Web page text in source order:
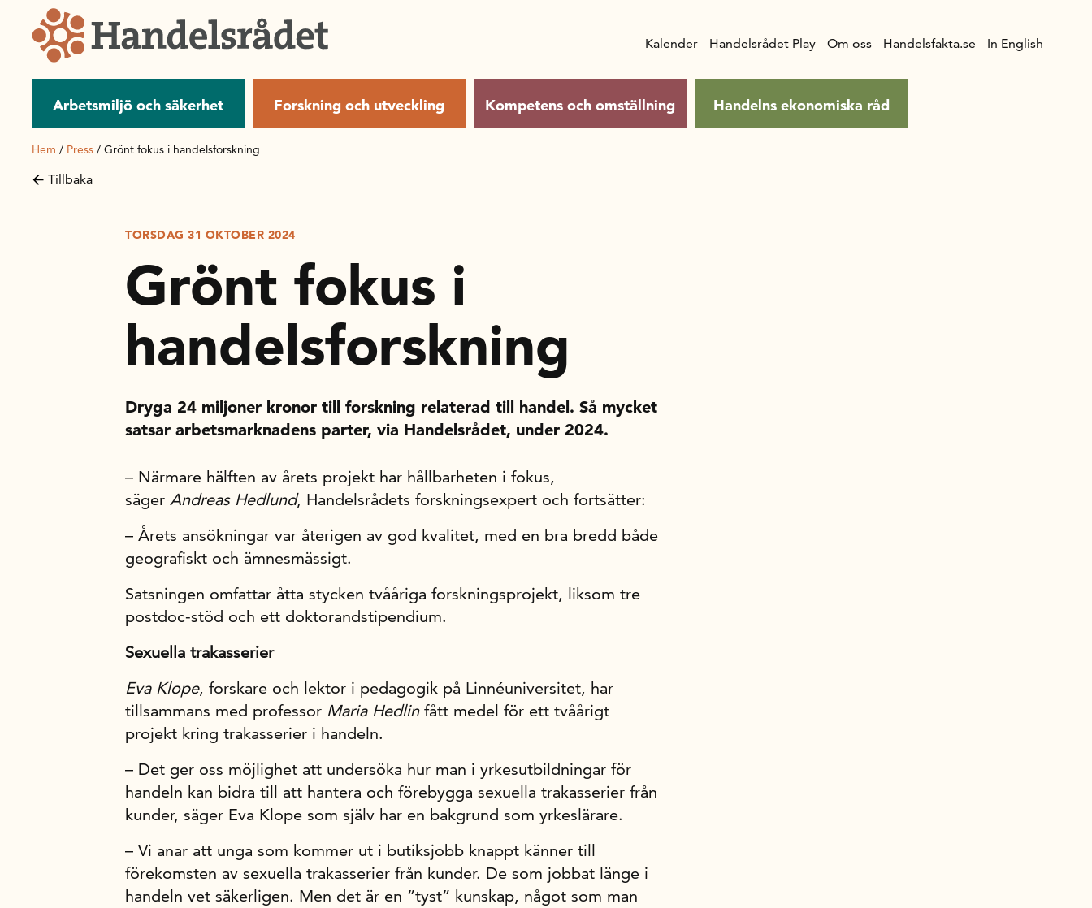
Arbetsmiljö och säkerhet Forskning och utveckling Kompetens och omställning Handelns ekonomiska råd
Kalender Handelsrådet Play Om oss Handelsfakta.se In English
Hem / Press / Grönt fokus i handelsforskning
Tillbaka
TORSDAG 31 OKTOBER 2024
Grönt fokus i
handelsforskning
Dryga 24 miljoner kronor till forskning relaterad till handel. Så mycket
satsar arbetsmarknadens parter, via Handelsrådet, under 2024.
– Närmare hälften av årets projekt har hållbarheten i fokus,
säger Andreas Hedlund, Handelsrådets forskningsexpert och fortsätter:
– Årets ansökningar var återigen av god kvalitet, med en bra bredd både
geografiskt och ämnesmässigt.
Satsningen omfattar åtta stycken tvååriga forskningsprojekt, liksom tre
postdoc-stöd och ett doktorandstipendium.
Sexuella trakasserier
Eva Klope, forskare och lektor i pedagogik på Linnéuniversitet, har
tillsammans med professor Maria Hedlinfått medel för ett tvåårigt
projekt kring trakasserier i handeln.
– Det ger oss möjlighet att undersöka hur man i yrkesutbildningar för
handeln kan bidra till att hantera och förebygga sexuella trakasserier från
kunder, säger Eva Klope som själv har en bakgrund som yrkeslärare.
– Vi anar att unga som kommer ut i butiksjobb knappt känner till
förekomsten av sexuella trakasserier från kunder. De som jobbat länge i
handeln vet säkerligen. Men det är en ”tyst” kunskap, något som man